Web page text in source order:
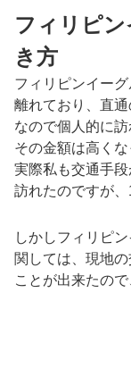
フィリピ
き方
フィリピンイー
離れており、直通
なので個人的に
その金額は高くな
実際私も交通手
訪れたのですが、
しかしフィリピ
関しては、現地
ことが出来たの